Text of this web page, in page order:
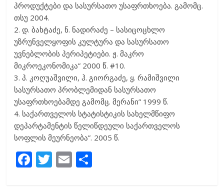
პროდუქტები და სასურსათო უსაფრთხოება. გამომც.
თსუ 2004.
2. დ. ბახტაძე, ნ. ნადირაძე – სასიცოცხლო
უზრუნველყოფის კულტურა და სასურსათო
უვნებლობის პერიპეტიები. ჟ. მაკრო
მიკროეკონომიკა” 2000 წ. #10.
3. პ. კოღუაშვილი, ჰ. გიორგაძე, ყ. რამიშვილი
სასურსათო პრობლემიდან სასურსათო
უსაფრთხოებამდე გამომც. მერანი” 1999 წ.
4. საქართველოს სტატისტიკის სახელმწიფო
დეპარტამენტის წელიწდეული საქართველოს
სოფლის მეურნეობა”. 2005 წ.
F T E